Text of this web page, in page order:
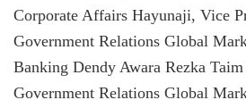
Corporate Affairs Hayunaji, Vice
Government Relations Global
Banking Dendy Awara Rezka
Government Relations Global